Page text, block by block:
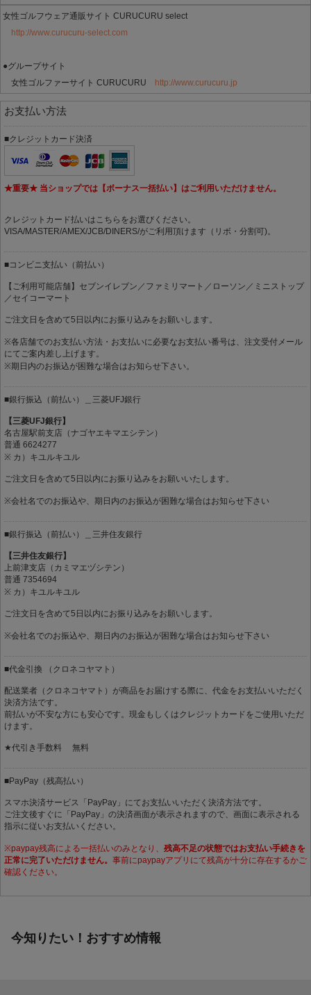
女性ゴルフウェア通販サイト CURUCURU select
http://www.curucuru-select.com
●グループサイト
女性ゴルファーサイト CURUCURU
http://www.curucuru.jp
お支払い方法
■クレジットカード決済
★重要★ 当ショップでは【ボーナス一括払い】はご利用いただけません。
クレジットカード払いはこちらをお選びください。
VISA/MASTER/AMEX/JCB/DINERS/がご利用頂けます（リボ・分割可)。
■コンビニ支払い（前払い）
【ご利用可能店舗】セブンイレブン／ファミリマート／ローソン／ミニストップ
／セイコーマート
ご注文日を含めて5日以内にお振り込みをお願いします。
※各店舗でのお支払い方法・お支払いに必要なお支払い番号は、注文受付メール
にてご案内差し上げます。
※期日内のお振込が困難な場合はお知らせ下さい。
■銀行振込（前払い）＿三菱UFJ銀行
【三菱UFJ銀行】
名古屋駅前支店（ナゴヤエキマエシテン）
普通 6624277
※ カ）キユルキユル
ご注文日を含めて5日以内にお振り込みをお願いいたします。
※会社名でのお振込や、期日内のお振込が困難な場合はお知らせ下さい
■銀行振込（前払い）＿三井住友銀行
【三井住友銀行】
上前津支店（カミマエヅシテン）
普通 7354694
※ カ）キユルキユル
ご注文日を含めて5日以内にお振り込みをお願いします。
※会社名でのお振込や、期日内のお振込が困難な場合はお知らせ下さい
■代金引換 （クロネコヤマト）
配送業者（クロネコヤマト）が商品をお届けする際に、代金をお支払いいただく
決済方法です。
前払いが不安な方にも安心です。現金もしくはクレジットカードをご使用いただ
けます。
★代引き手数料 無料
■PayPay（残高払い）
スマホ決済サービス「PayPay」にてお支払いいただく決済方法です。
ご注文後すぐに「PayPay」の決済画面が表示されますので、画面に表示される
指示に従いお支払いください。
※paypay残高による一括払いのみとなり、 残高不足の状態ではお支払い手続きを
正常に完了いただけません。 事前にpaypayアプリにて残高が十分に存在するかご
確認ください。
今知りたい！おすすめ情報